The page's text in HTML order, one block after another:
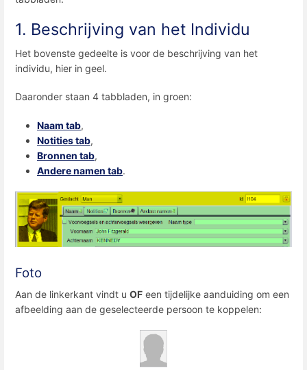
1. Beschrijving van het Individu
Het bovenste gedeelte is voor de beschrijving van het
individu, hier in geel.
Daaronder staan 4 tabbladen, in groen:
Naam tab,
Notities tab,
Bronnen tab,
Andere namen tab.
Foto
Aan de linkerkant vindt u OF een tijdelijke aanduiding om een ​​
afbeelding aan de geselecteerde persoon te koppelen: